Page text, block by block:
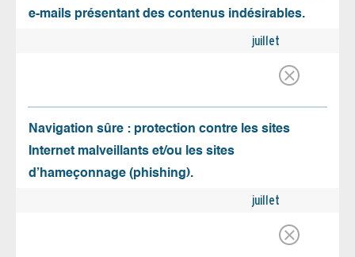
e-mails présentant des contenus indésirables.
juillet
Navigation sûre : protection contre les sites
Internet malveillants et/ou les sites
d’hameçonnage (phishing).
juillet